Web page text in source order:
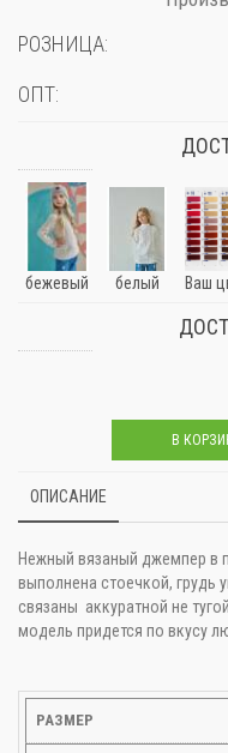
РОЗНИЦА:
ОПТ:
бежевый белый Ваш
В
ОПИСАНИЕ
Нежный вязаный джемпер в
выполнена стоечкой, грудь
связаны аккуратной не
модель придется по вкусу